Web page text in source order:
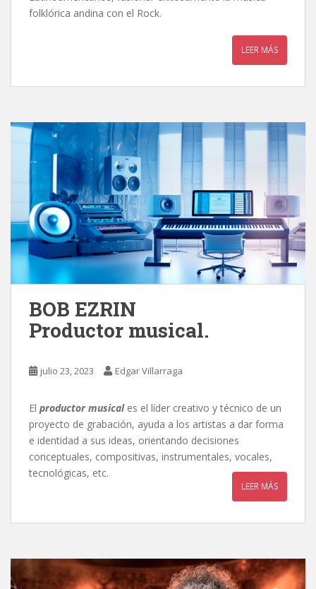
folklórica andina con el Rock.
LEER MÁS
BOB EZRIN
Productor musical.
julio 23, 2023 Edgar Villarraga
El productor musicales el líder creativo y técnico de un
proyecto de grabación, ayuda a los artistas a dar forma
e identidad a sus ideas, orientando decisiones
conceptuales, compositivas, instrumentales, vocales,
tecnológicas, etc.
LEER MÁS